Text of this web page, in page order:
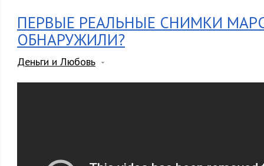
ПЕРВЫЕ РЕАЛЬНЫЕ СНИМКИ
ОБНАРУЖИЛИ?
Деньги и Любовь